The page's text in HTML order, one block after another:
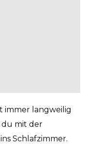
immer langweilig
du mit der
Schlafzimmer.